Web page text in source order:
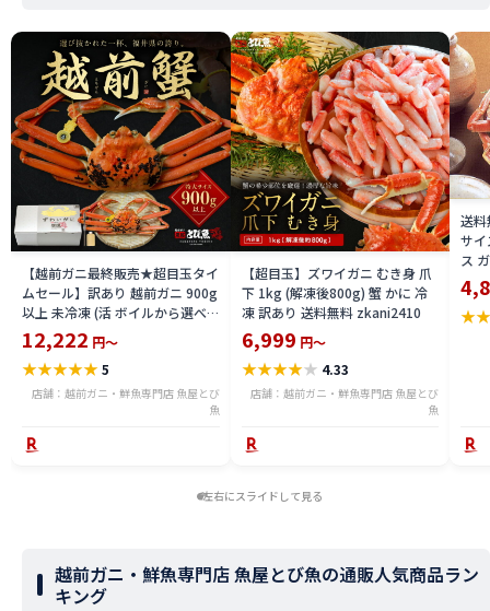
【越前ガニ最終販売★超目玉タイ
ムセール】訳あり 越前ガニ 900g
以上 未冷凍 (活 ボイルから選べ
る) 福井県産 国産 産地直送 脚折
れ 訳ありカニ 越前がに ズワイガ
ニ 越前 かに 送料無料 etz-900w
12,222 円～
★★★★★5
店舗：越前ガニ・鮮魚専門店 魚屋とび
魚
【超目玉】ズワイガニ むき身 爪
下 1kg (解凍後800g) 蟹 かに 冷
凍 訳あり 送料無料 zkani2410
6,999 円～
★★★★★ 4.33
店舗：越前ガニ・鮮魚専門店 魚屋とび
魚
送料
サ
ス
ニ
が
せこ
★
左右にスライドして見る
越前ガニ・鮮魚専門店 魚屋とび魚の通販人気商品ラン
キング